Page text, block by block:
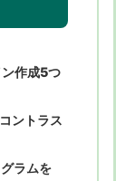
作成5つ
ントラス
ラムを